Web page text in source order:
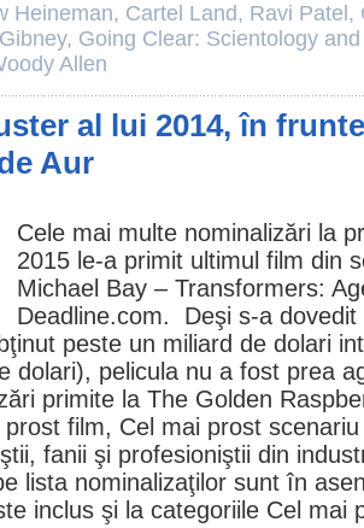
Heineman, Cartel Land, Ravi Patel ,
, Going Clear: Scientology
Allen
al lui 2014, în
Aur
Cele mai multe nominalizări la
2015 le-a primit ultimul film din
Michael Bay – Transformers:
Deadline.com. Deşi s-a
peste un miliard de dolari
dolari), pelicula nu a fost prea
primite la The Golden
prost film, Cel mai prost
fanii şi profesioniştii din
lista nominalizaţilor sunt în
inclus şi la categoriile Cel mai